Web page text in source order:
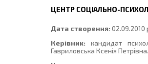
ЦЕНТР СОЦІАЛЬНО-
Дата створення: 02.09.2010
Керівник: кандидат
Гавриловська Ксенія Петрівна.